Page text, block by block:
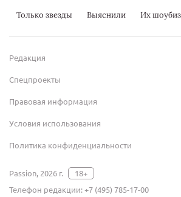
Только звезды Выяснили Их шоубиз
Редакция
Спецпроекты
Правовая информация
Условия использования
Политика конфиденциальности
Passion, 2026 г.
18+
Телефон редакции:+7 (495) 785-17-00